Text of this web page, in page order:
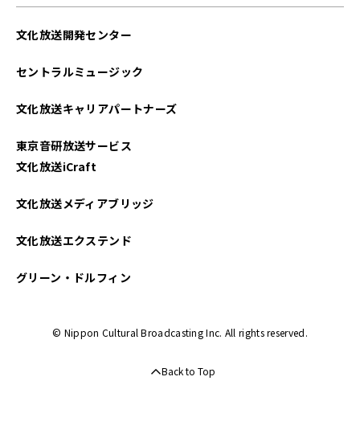
文化放送開発センター
セントラルミュージック
文化放送キャリアパートナーズ
東京音研放送サービス
文化放送iCraft
文化放送メディアブリッジ
文化放送エクステンド
グリーン・ドルフィン
© Nippon Cultural Broadcasting Inc. All rights reserved.
Back to Top